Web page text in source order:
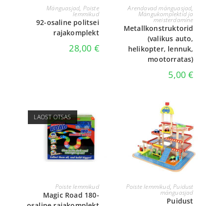
LOE EDASI
Mänguasjad, Poiste
lemmikud
92-osaline politsei
rajakomplekt
28,00 €
VALI
Arendavad mänguasjad,
Mängukomplektid ja
meisterdamine
Metallkonstruktorid
(valikus auto,
helikopter, lennuk,
mootorratas)
5,00€
LAOST OTSAS
LOE EDASI
Poiste lemmikud
Magic Road 180-
LISA KORVI
Poiste lemmikud,Puidust
mänguasjad
Puidust